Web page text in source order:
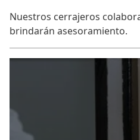
Nuestros cerrajeros
brindarán asesoramiento.